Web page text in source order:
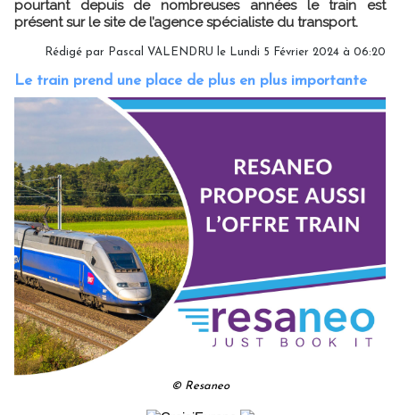
pourtant depuis de nombreuses années le train est
présent sur le site de l’agence spécialiste du transport.
Rédigé par Pascal VALENDRU le Lundi 5 Février 2024 à 06:20
Le train prend une place de plus en plus importante
© Resaneo